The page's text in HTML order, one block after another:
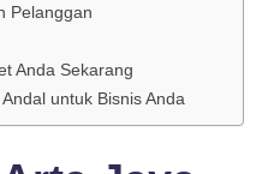
Pelanggan
Anda Sekarang
untuk Bisnis Anda